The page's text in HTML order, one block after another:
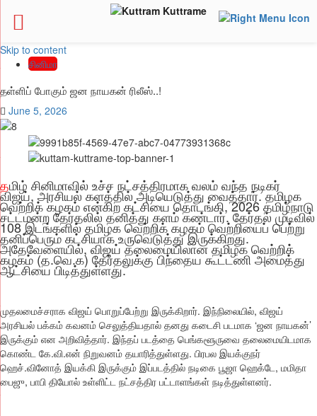
Skip to content
சினிமா
தள்ளிப் போகும் ஜன நாயகன் ரிலீஸ்..!
June 5, 2026
தமிழ் சினிமாவில் உச்ச நட்சத்திரமாக வலம் வந்த நடிகர்
விஜய், அரசியல் களத்தில் அடியெடுத்து வைத்தார். தமிழக
வெற்றிக் கழகம் என்கிற கட்சியை தொடங்கி, 2026 தமிழ்நாடு
சட்டமன்ற தேர்தலில் தனித்து களம் கண்டார். தேர்தல் முடிவில்
108 இடங்களில் தமிழக வெற்றிக் கழகம் வெற்றியைப் பெற்று
தனிப்பெரும் கட்சியாக உருவெடுத்து இருக்கிறது.
அதேவேளையில், விஜய் தலைமையிலான தமிழக வெற்றிக்
கழகம் (த.வெ.க) தேர்தலுக்கு பிந்தைய கூட்டணி அமைத்து
ஆட்சியை பிடித்துள்ளது.
முதலமைச்சராக விஜய் பொறுப்பேற்று இருக்கிறார். இந்நிலையில், விஜய்
அரசியல் பக்கம் கவனம் செலுத்தியதால் தனது கடைசி படமாக ‘ஜன நாயகன்’
இருக்கும் என அறிவித்தார். இந்தப் படத்தை பெங்களூருவை தலைமையிடமாக
கொண்ட கே.வி.என் நிறுவனம் தயாரித்துள்ளது. பிரபல இயக்குநர்
ஹெச்.வினோத் இயக்கி இருக்கும் இப்படத்தில் நடிகை பூஜா ஹெக்டே, மமிதா
பைஜு, பாபி தியோல் உள்ளிட்ட நட்சத்திர பட்டாளங்கள் நடித்துள்ளனர்.